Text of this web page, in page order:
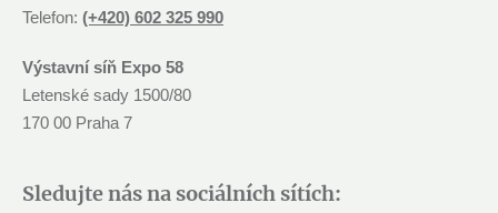
Telefon: (+420) 602 325 990
Výstavní síň Expo 58
Letenské sady 1500/80
170 00 Praha 7
Sledujte nás na sociálních sítích: